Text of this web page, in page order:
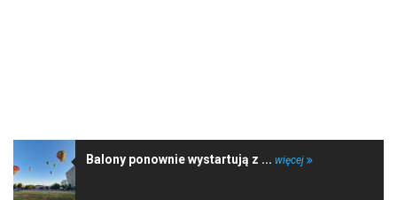
Balony ponownie wystartują z ... więcej